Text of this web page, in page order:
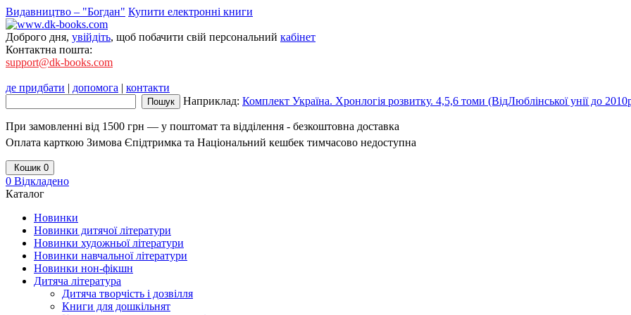
Видавництво – "Богдан" Купити електронні книги
Доброго дня, увійдіть, щоб побачити свій персональний кабінет
Контактна пошта:
support@dk-books.com
де придбати | допомога | контакти
Наприклад: Комплект Україна. Хронлогія розвитку. 4,5,6 томи (ВідЛюблінської унії до
При замовленні від 1500 грн — у поштомат та відділення - безкоштовна доставка
Оплата карткою Зимова Єпідтримка та Національний кешбек тимчасово недоступна
Кошик 0
0 Відкладено
Каталог
Новинки
Новинки дитячої літератури
Новинки художньої літератури
Новинки навчальної літератури
Новинки нон-фікшн
Дитяча література
Дитяча творчість і дозвілля
Книги для дошкільнят